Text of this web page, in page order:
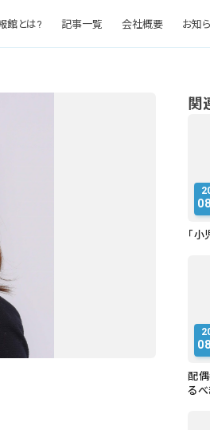
館とは? 記事一覧 会社概要 お知
関
「
配
るべ